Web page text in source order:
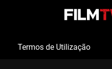
Termos de Utilização